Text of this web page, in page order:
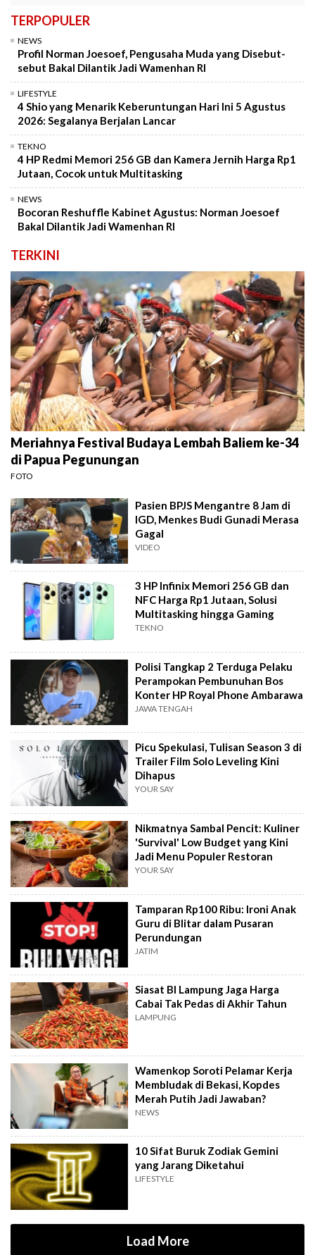
TERPOPULER
NEWS
Profil Norman Joesoef, Pengusaha Muda yang Disebut-
sebut Bakal Dilantik Jadi Wamenhan RI
LIFESTYLE
4 Shio yang Menarik Keberuntungan Hari Ini 5 Agustus
2026: Segalanya Berjalan Lancar
TEKNO
4 HP Redmi Memori 256 GB dan Kamera Jernih Harga Rp1
Jutaan, Cocok untuk Multitasking
NEWS
Bocoran Reshuffle Kabinet Agustus: Norman Joesoef
Bakal Dilantik Jadi Wamenhan RI
TERKINI
Meriahnya Festival Budaya Lembah Baliem ke-34
di Papua Pegunungan
FOTO
Pasien BPJS Mengantre 8 Jam di
IGD, Menkes Budi Gunadi Merasa
Gagal
VIDEO
3 HP Infinix Memori 256 GB dan
NFC Harga Rp1 Jutaan, Solusi
Multitasking hingga Gaming
TEKNO
Polisi Tangkap 2 Terduga Pelaku
Perampokan Pembunuhan Bos
Konter HP Royal Phone Ambarawa
JAWA TENGAH
Picu Spekulasi, Tulisan Season 3 di
Trailer Film Solo Leveling Kini
Dihapus
YOUR SAY
Nikmatnya Sambal Pencit: Kuliner
'Survival' Low Budget yang Kini
Jadi Menu Populer Restoran
YOUR SAY
Tamparan Rp100 Ribu: Ironi Anak
Guru di Blitar dalam Pusaran
Perundungan
JATIM
Siasat BI Lampung Jaga Harga
Cabai Tak Pedas di Akhir Tahun
LAMPUNG
Wamenkop Soroti Pelamar Kerja
Membludak di Bekasi, Kopdes
Merah Putih Jadi Jawaban?
NEWS
10 Sifat Buruk Zodiak Gemini
yang Jarang Diketahui
LIFESTYLE
Load More